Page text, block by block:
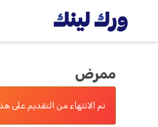
ممرض
تم الانتهاء من التقديم على